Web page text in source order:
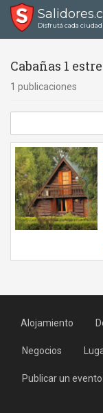
Disfrutá cada
Cabañas 1
1 publicaciones
Alojamiento
Negocios
Publicar un evento